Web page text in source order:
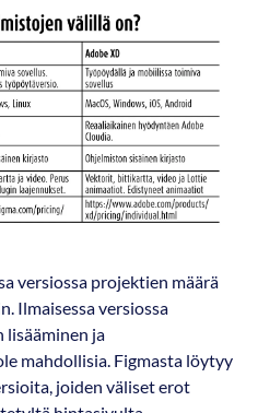
versiossa projektien määrä
Ilmaisessa versiossa
lisääminen ja
mahdollisia. Figmasta löytyy
joiden väliset erot